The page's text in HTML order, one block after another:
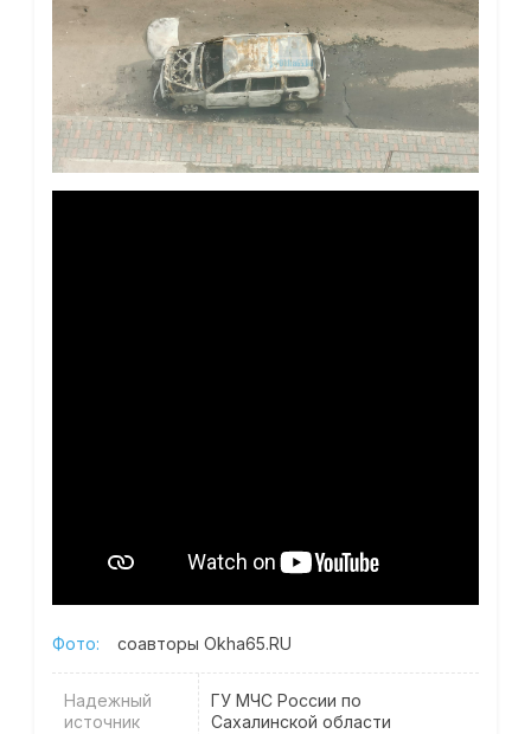
Фото: соавторы Okha65.RU
Надежный
источник
ГУ МЧС России по
Сахалинской области